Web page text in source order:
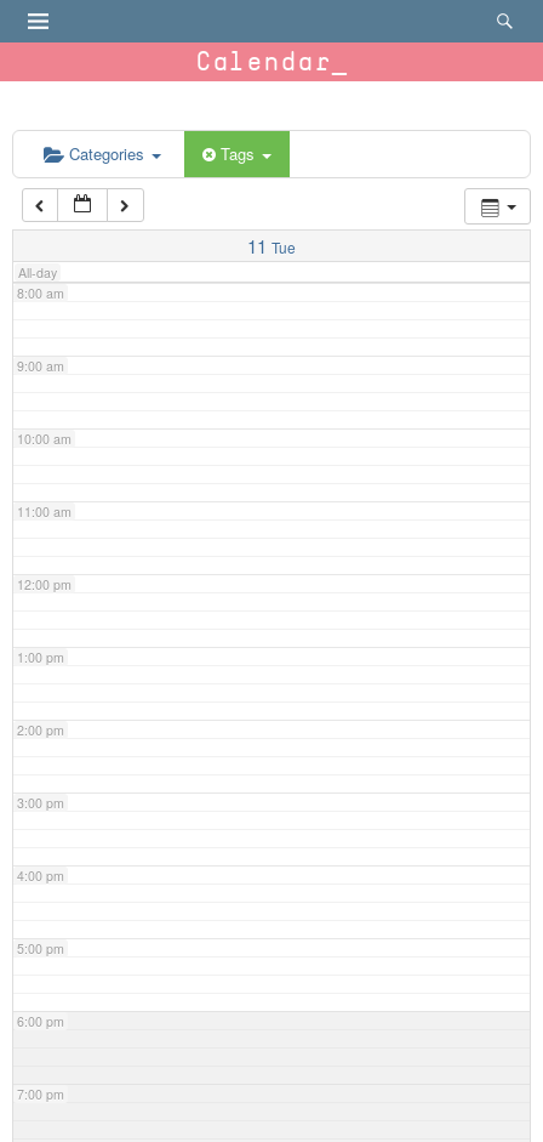
Calendar
Categories Tags
11 Tue
All-day
6:00 am
7:00 am
8:00 am
9:00 am
10:00 am
11:00 am
12:00 pm
1:00 pm
2:00 pm
3:00 pm
4:00 pm
5:00 pm
6:00 pm
7:00 pm